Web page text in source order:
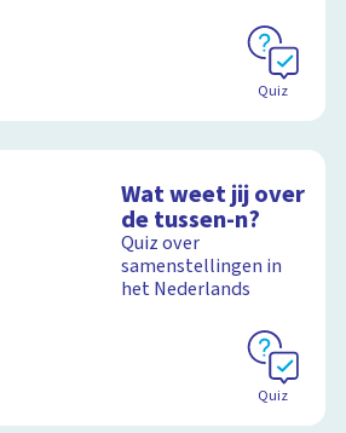
Quiz
Wat weet jij over
de tussen-n?
Quiz over
samenstellingen in
het Nederlands
Quiz